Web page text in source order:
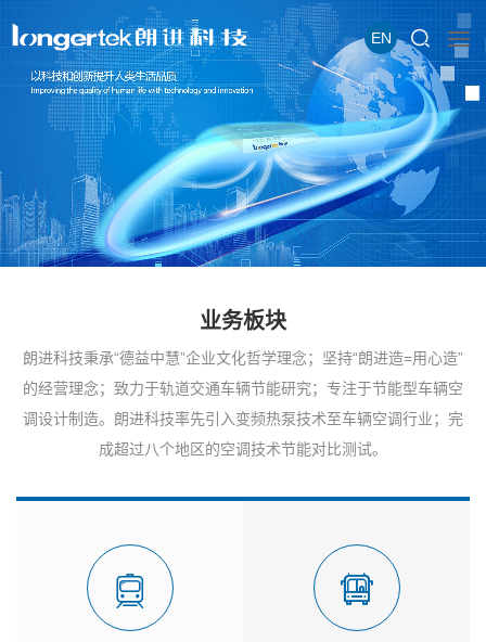
EN
业务板块
朗进科技秉承“德益中慧”企业文化哲学理念；坚持“朗进造=用心造”
的经营理念；致力于轨道交通车辆节能研究；专注于节能型车辆空
调设计制造。朗进科技率先引入变频热泵技术至车辆空调行业；完
成超过八个地区的空调技术节能对比测试。